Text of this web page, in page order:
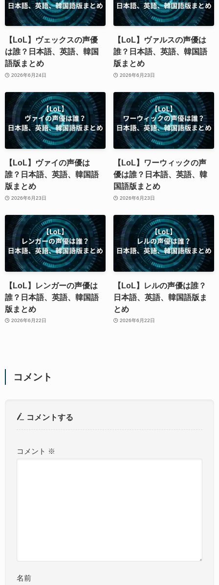
【LoL】ヴェックスの声優
は誰？日本語、英語、韓国
語版まとめ
2026年6月24日
【LoL】ヴァルスの声優は
誰？日本語、英語、韓国語
版まとめ
2026年6月23日
【LoL】ヴァイの声優は
誰？日本語、英語、韓国語
版まとめ
2026年6月23日
【LoL】ワーウィックの声
優は誰？日本語、英語、韓
国語版まとめ
2026年6月23日
【LoL】レンガーの声優は
誰？日本語、英語、韓国語
版まとめ
2026年6月22日
【LoL】レルの声優は誰？
日本語、英語、韓国語版ま
とめ
2026年6月22日
コメント
コメントする
コメント ※
名前